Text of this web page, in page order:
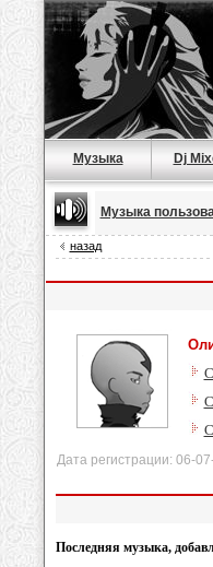
Музыка Dj
Музыка
назад
Дата регистрации:
Последняя музыка,